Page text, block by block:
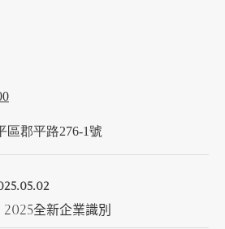
區郡平路276-1號
全新企業識別